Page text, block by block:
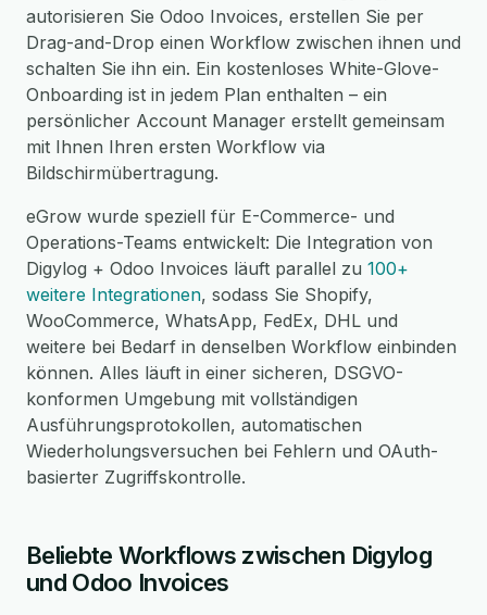
autorisieren Sie Odoo Invoices, erstellen Sie per
Drag-and-Drop einen Workflow zwischen ihnen und
schalten Sie ihn ein. Ein kostenloses White-Glove-
Onboarding ist in jedem Plan enthalten – ein
persönlicher Account Manager erstellt gemeinsam
mit Ihnen Ihren ersten Workflow via
Bildschirmübertragung.
eGrow wurde speziell für E-Commerce- und
Operations-Teams entwickelt: Die Integration von
Digylog + Odoo Invoices läuft parallel zu 100+
weitere Integrationen, sodass Sie Shopify,
WooCommerce, WhatsApp, FedEx, DHL und
weitere bei Bedarf in denselben Workflow einbinden
können. Alles läuft in einer sicheren, DSGVO-
konformen Umgebung mit vollständigen
Ausführungsprotokollen, automatischen
Wiederholungsversuchen bei Fehlern und OAuth-
basierter Zugriffskontrolle.
Beliebte Workflows zwischen Digylog
und Odoo Invoices